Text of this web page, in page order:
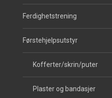
Ferdighetstrening
Førstehjelpsutstyr
Kofferter/skrin/puter
Plaster og bandasjer